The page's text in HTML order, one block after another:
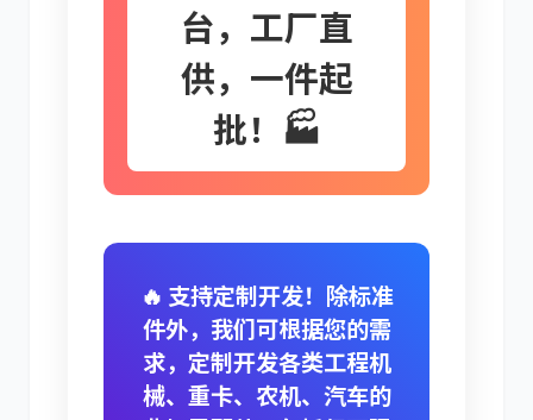
潍柴 川崎
台，工厂直
供，一件起
批！🏭
🔥 支持定制开发！除标准
件外，我们可根据您的需
求，定制开发各类工程机
械、重卡、农机、汽车的